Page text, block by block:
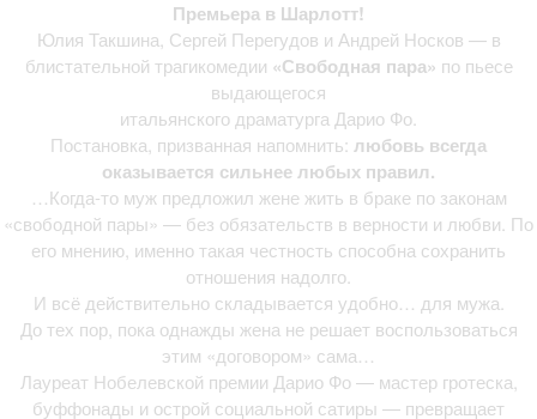
Svobodnaya Para. Charlotte |
Премьера в Шарлотт!
Юлия Такшина, Сергей Перегудов и Андрей Носков — в
блистательной трагикомедии «Свободная пара» по пьесе
выдающегося
итальянского драматурга Дарио Фо
Постановка, призванная напомнить: любовь всегда
оказывается сильнее любых правил.
…Когда-то муж предложил жене жить в браке по законам
«свободной пары» — без обязательств в верности и любви. По
его мнению, именно такая честность способна сохранить
отношения надолго.
И всё действительно складывается удобно… для мужа.
До тех пор, пока однажды жена не решает воспользоваться
этим «договором» сама…
Лауреат Нобелевской премии Дарио Фо — мастер гротеска,
буффонады и острой социальной сатиры — превращает